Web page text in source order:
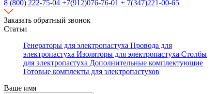
8 (800) 222-75-04 +7(912)076-76-01 + 7(347)221-00-65
Заказать обратный звонок
Статьи
Генераторы для электропастуха Провода для
электропастуха Изоляторы для электропастуха Столбы
для электропастуха Дополнительные комплектующие
Готовые комплекты для электропастухов
Ваше имя